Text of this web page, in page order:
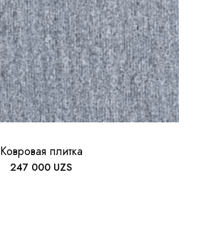
Ковровая плитка
247 000 UZS